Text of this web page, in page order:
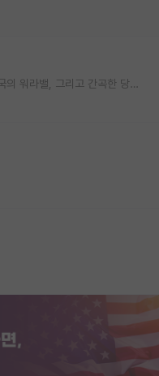
동서 랩노비를 모두 겪어온 사람이 보는 한국의 워라밸, 그리고 간곡한 당부의 말씀